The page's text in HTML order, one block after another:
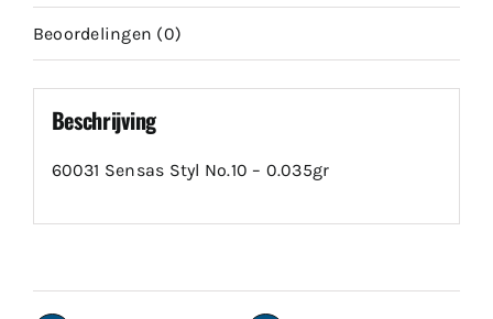
Beoordelingen (0)
Beschrijving
60031 Sensas Styl No.10 – 0.035gr